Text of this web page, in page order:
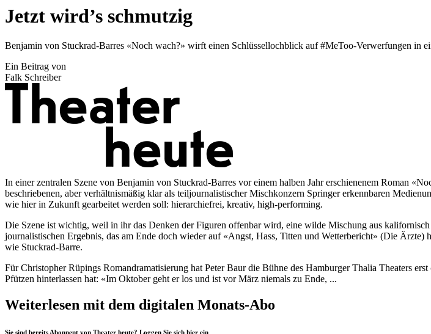
Jetzt wird’s schmutzig
Benjamin von Stuckrad-Barres «Noch wach?» wirft einen Schlüssellochblick auf #MeToo-Verwerfungen in
Ein Beitrag von
Falk Schreiber
In einer zentralen Szene von Benjamin von Stuckrad-Barres vor einem halben Jahr erschienenem Roman
beschriebenen, aber verhältnismäßig klar als teiljournalistischer Mischkonzern Springer erkennbaren
wie hier in Zukunft gearbeitet werden soll: hierarchiefrei, kreativ, high-performing.
Die Szene ist wichtig, weil in ihr das Denken der Figuren offenbar wird, eine wilde Mischung aus
journalistischen Ergebnis, das am Ende doch wieder auf «Angst, Hass, Titten und Wetterbericht» (Die
wie Stuckrad-Barre.
Für Christopher Rüpings Romandramatisierung hat Peter Baur die Bühne des Hamburger Thalia Theaters
Pfützen hinterlassen hat: «Im Oktober geht er los und ist vor März niemals zu Ende, ...
Weiterlesen mit dem digitalen Monats-Abo
Sie sind bereits Abonnent von Theater heute? Loggen Sie sich hier ein